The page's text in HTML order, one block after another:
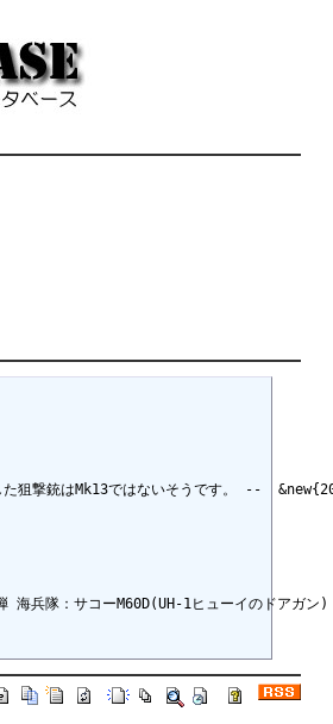
狙撃銃はMk13ではないそうです。 --
海兵隊：サコーM60D(UH-1ヒューイ